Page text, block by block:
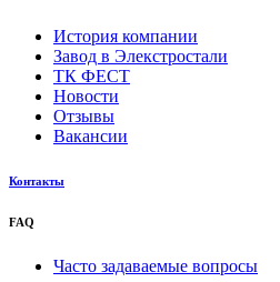
История компании
Завод в Элекстростали
ТК ФЕСТ
Новости
Отзывы
Вакансии
Контакты
FAQ
Часто задаваемые вопросы